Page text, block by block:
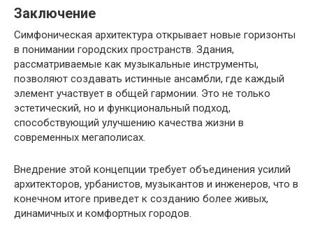
Заключение
Симфоническая архитектура открывает новые горизонты
в понимании городских пространств. Здания,
рассматриваемые как музыкальные инструменты,
позволяют создавать истинные ансамбли, где каждый
элемент участвует в общей гармонии. Это не только
эстетический, но и функциональный подход,
способствующий улучшению качества жизни в
современных мегаполисах.
Внедрение этой концепции требует объединения усилий
архитекторов, урбанистов, музыкантов и инженеров, что в
конечном итоге приведет к созданию более живых,
динамичных и комфортных городов.